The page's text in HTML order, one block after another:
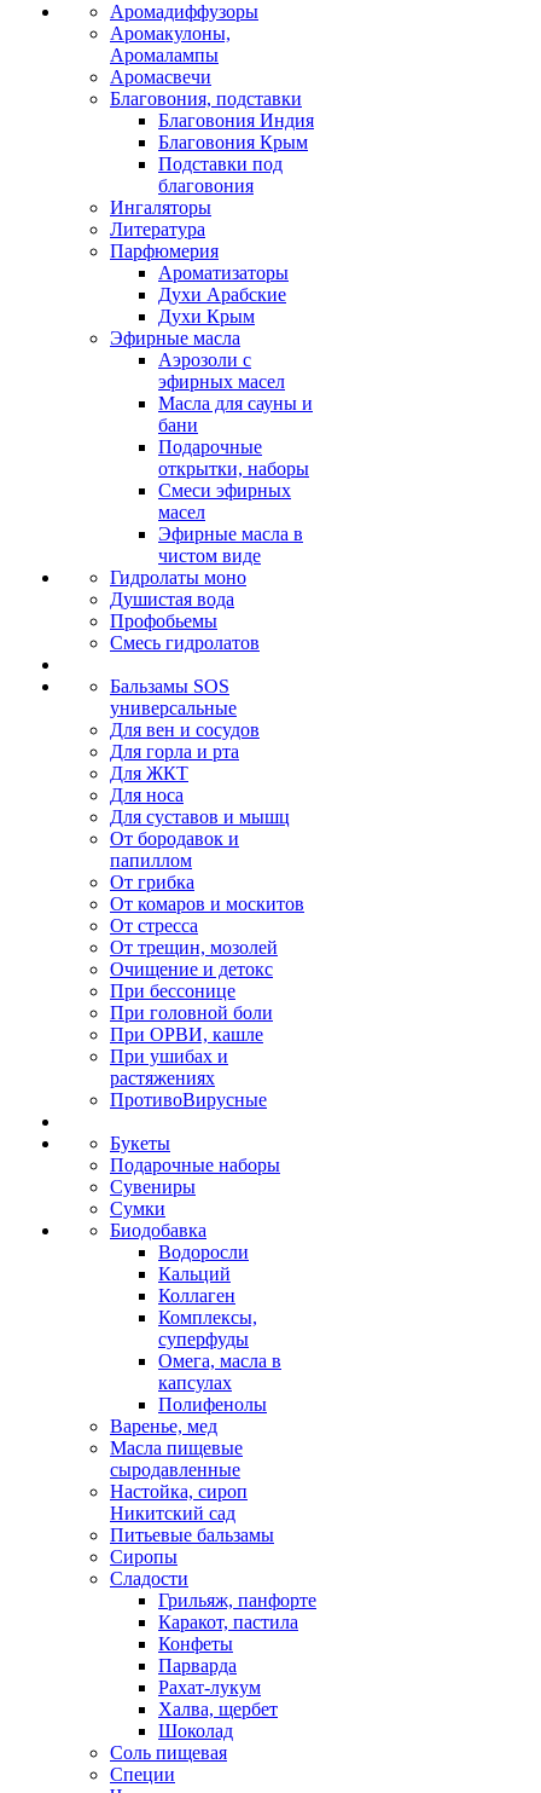
Аромадиффузоры
Аромакулоны,
Аромалампы
Аромасвечи
Благовония, подставки
Благовония Индия
Благовония Крым
Подставки под
благовония
Ингаляторы
Литература
Парфюмерия
Ароматизаторы
Духи Арабские
Духи Крым
Эфирные масла
Аэрозоли с
эфирных масел
Масла для сауны и
бани
Подарочные
открытки, наборы
Смеси эфирных
масел
Эфирные масла в
чистом виде
Гидролаты моно
Душистая вода
Профобьемы
Смесь гидролатов
Бальзамы SOS
универсальные
Для вен и сосудов
Для горла и рта
Для ЖКТ
Для носа
Для суставов и мышц
От бородавок и
папиллом
От грибка
От комаров и москитов
От стресса
От трещин, мозолей
Очищение и детокс
При бессонице
При головной боли
При ОРВИ, кашле
При ушибах и
растяжениях
ПротивоВирусные
Букеты
Подарочные наборы
Сувениры
Сумки
Биодобавка
Водоросли
Кальций
Коллаген
Комплексы,
суперфуды
Омега, масла в
капсулах
Полифенолы
Варенье, мед
Масла пищевые
сыродавленные
Настойка, сироп
Никитский сад
Питьевые бальзамы
Сиропы
Сладости
Грильяж, панфорте
Каракот, пастила
Конфеты
Парварда
Рахат-лукум
Халва, щербет
Шоколад
Соль пищевая
Специи